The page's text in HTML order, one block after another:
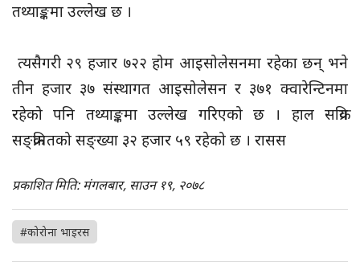
तथ्याङ्कमा उल्लेख छ ।
त्यसैगरी २९ हजार ७२२ होम आइसोलेसनमा रहेका छन् भने
तीन हजार ३७ संस्थागत आइसोलेसन र ३७१ क्वारेन्टिनमा
रहेको पनि तथ्याङ्कमा उल्लेख गरिएको छ । हाल सक्रिय
सङ्क्रमितको सङ्ख्या ३२ हजार ५९ रहेको छ । रासस
प्रकाशित मिति: मंगलबार, साउन १९, २०७८
#कोरोना भाइरस